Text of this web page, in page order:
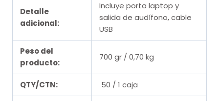
Detalle
adicional:
Incluye porta laptop y
salida de audífono, cable
USB
Peso del
producto:
700 gr / 0,70 kg
QTY/CTN: 50 / 1 caja